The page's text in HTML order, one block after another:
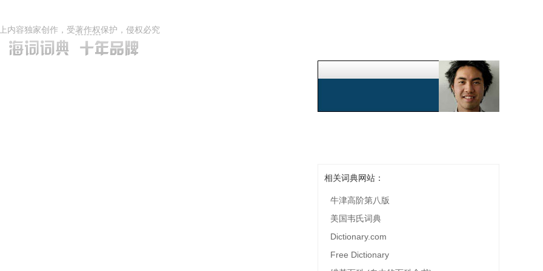
内容独家创作，受著作权保护，侵权必究
相关词典网站：
牛津高阶第八版
美国韦氏词典
Dictionary.com
Free Dictionary